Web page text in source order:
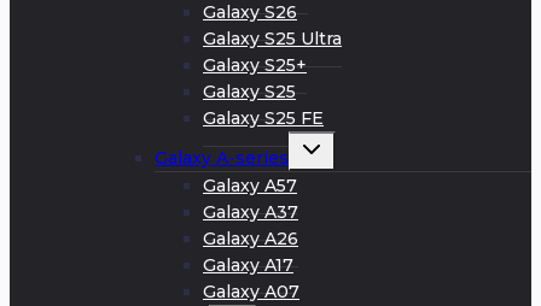
Galaxy S26
Galaxy S25 Ultra
Galaxy S25+
Galaxy S25
Galaxy S25 FE
Galaxy A-series
Развернуть
меню
Galaxy A57
Galaxy A37
Galaxy A26
Galaxy A17
Galaxy A07